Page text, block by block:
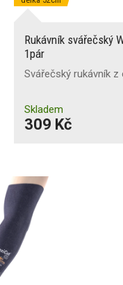
Rukávník svářečský
1pár
Svářečský rukávník
Skladem
309 Kč